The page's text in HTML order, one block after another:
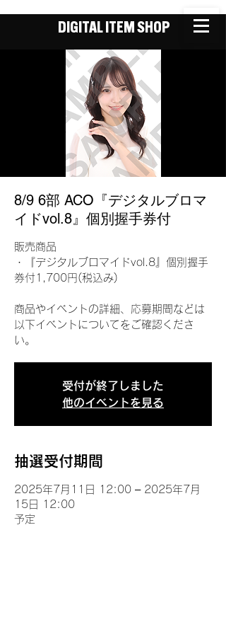
DIGITAL ITEM SHOP
8/9 6部 ACO『デジタルブロマ
イドvol.8』個別握手券付
販売商品
・『デジタルブロマイドvol.8』個別握手
券付1,700円(税込み)
商品やイベントの詳細、応募期間などは
以下イベントについてをご確認くださ
い。
受付が終了しました
他のイベントを見る
抽選受付期間
2025年7月11日 12:00 – 2025年7月
15日 12:00
予定